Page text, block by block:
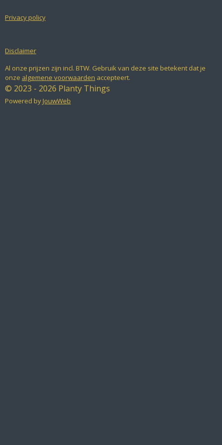
Privacy policy
Disclaimer
Al onze prijzen zijn incl. BTW. Gebruik van deze site betekent dat je
onze algemene voorwaarden accepteert.
© 2023 - 2026 Planty Things
Powered byJouwWeb